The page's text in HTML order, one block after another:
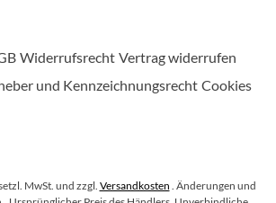
Widerrufsrecht Vertrag widerrufen
und Kennzeichnungsrecht Cookies
MwSt. und zzgl. Versandkosten . Änderungen und